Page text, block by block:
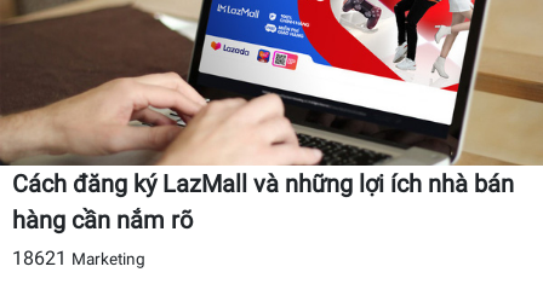
Cách đăng ký LazMall và những lợi ích nhà bán
hàng cần nắm rõ
18621 Marketing